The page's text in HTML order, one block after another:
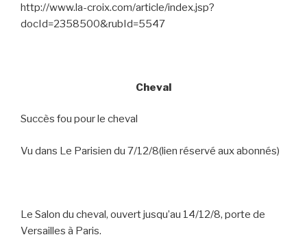
http://www.la-croix.com/article/index.jsp?
docId=2358500&rubId=5547
Cheval
Succès fou pour le cheval
Vu dans Le Parisien du 7/12/8(lien réservé aux abonnés)
Le Salon du cheval, ouvert jusqu’au 14/12/8, porte de
Versailles à Paris.